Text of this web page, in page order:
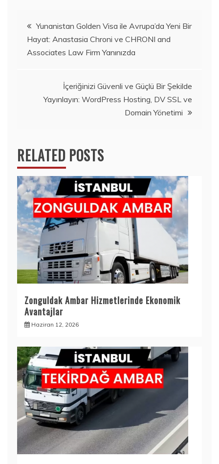
Yazı
gezinmesi
Yunanistan Golden Visa ile Avrupa’da Yeni Bir
Hayat: Anastasia Chroni ve CHRONI and
Associates Law Firm Yanınızda
İçeriğinizi Güvenli ve Güçlü Bir Şekilde
Yayınlayın: WordPress Hosting, DV SSL ve
Domain Yönetimi
RELATED POSTS
Zonguldak Ambar Hizmetlerinde Ekonomik
Avantajlar
Haziran 12, 2026